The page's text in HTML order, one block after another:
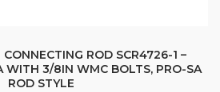
ROD SCR4726-1 –
WITH 3/8IN WMC BOLTS, PRO-SA
ROD STYLE